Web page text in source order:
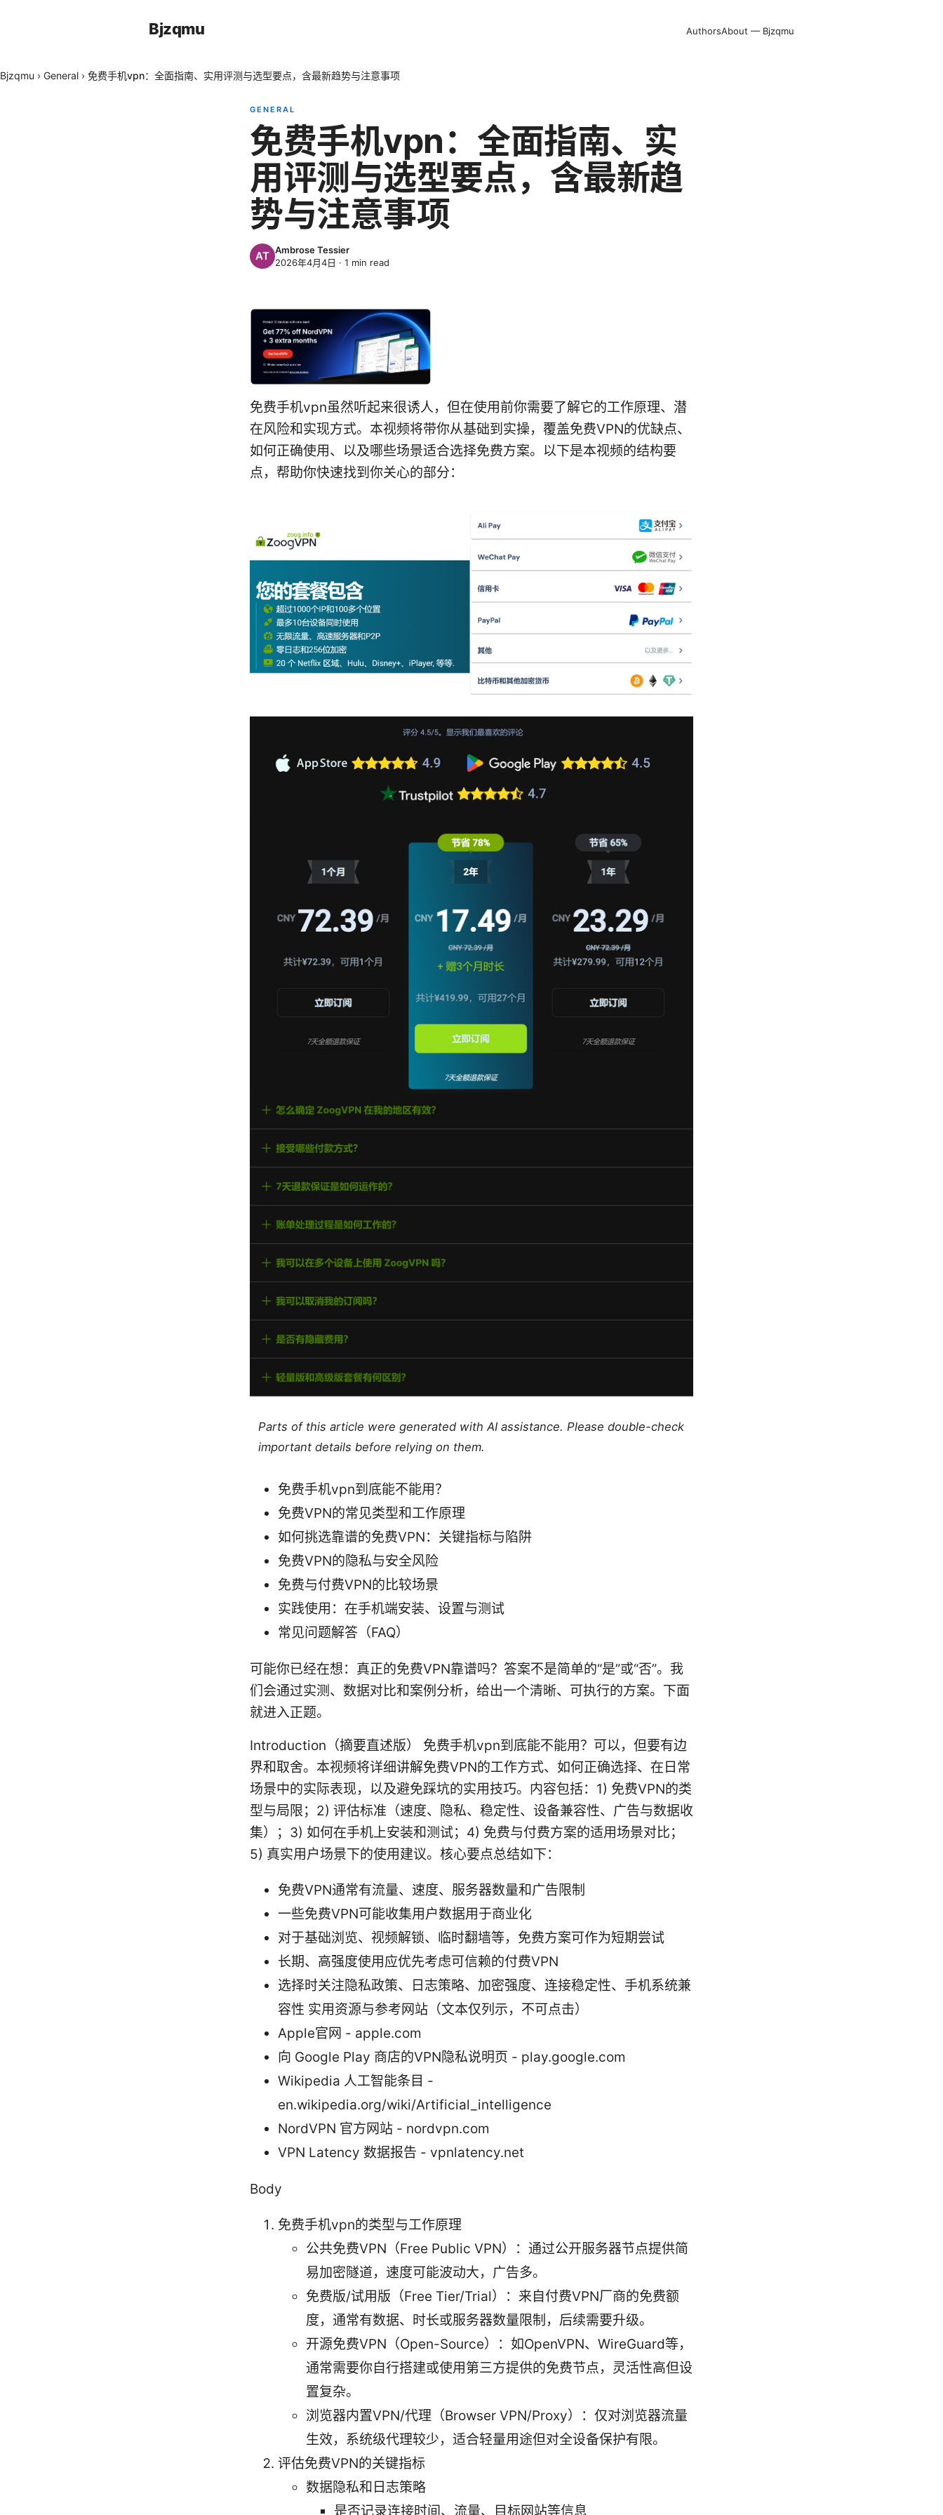
Bjzqmu AuthorsAbout — Bjzqmu
Bjzqmu › General › 免费手机vpn：全面指南、实用评测与选型要点，含最新趋势与注意事项
GENERAL
免费手机vpn：全面指南、实
用评测与选型要点，含最新趋
势与注意事项
Ambrose Tessier
2026年4月4日 · 1 min read
免费手机vpn虽然听起来很诱人，但在使用前你需要了解它的工作原理、潜
在风险和实现方式。本视频将带你从基础到实操，覆盖免费VPN的优缺点、
如何正确使用、以及哪些场景适合选择免费方案。以下是本视频的结构要
点，帮助你快速找到你关心的部分：
Parts of this article were generated with AI assistance. Please double-check
important details before relying on them.
免费手机vpn到底能不能用？
免费VPN的常见类型和工作原理
如何挑选靠谱的免费VPN：关键指标与陷阱
免费VPN的隐私与安全风险
免费与付费VPN的比较场景
实践使用：在手机端安装、设置与测试
常见问题解答（FAQ）
可能你已经在想：真正的免费VPN靠谱吗？答案不是简单的“是”或“否”。我
们会通过实测、数据对比和案例分析，给出一个清晰、可执行的方案。下面
就进入正题。
Introduction（摘要直述版） 免费手机vpn到底能不能用？可以，但要有边
界和取舍。本视频将详细讲解免费VPN的工作方式、如何正确选择、在日常
场景中的实际表现，以及避免踩坑的实用技巧。内容包括：1) 免费VPN的类
型与局限；2) 评估标准（速度、隐私、稳定性、设备兼容性、广告与数据收
集）；3) 如何在手机上安装和测试；4) 免费与付费方案的适用场景对比；
5) 真实用户场景下的使用建议。核心要点总结如下：
免费VPN通常有流量、速度、服务器数量和广告限制
一些免费VPN可能收集用户数据用于商业化
对于基础浏览、视频解锁、临时翻墙等，免费方案可作为短期尝试
长期、高强度使用应优先考虑可信赖的付费VPN
选择时关注隐私政策、日志策略、加密强度、连接稳定性、手机系统兼
容性 实用资源与参考网站（文本仅列示，不可点击）
Apple官网 - apple.com
向 Google Play 商店的VPN隐私说明页 - play.google.com
Wikipedia 人工智能条目 -
en.wikipedia.org/wiki/Artificial_intelligence
NordVPN 官方网站 - nordvpn.com
VPN Latency 数据报告 - vpnlatency.net
Body
免费手机vpn的类型与工作原理
公共免费VPN（Free Public VPN）：通过公开服务器节点提供简
易加密隧道，速度可能波动大，广告多。
免费版/试用版（Free Tier/Trial）：来自付费VPN厂商的免费额
度，通常有数据、时长或服务器数量限制，后续需要升级。
开源免费VPN（Open-Source）：如OpenVPN、WireGuard等，
通常需要你自行搭建或使用第三方提供的免费节点，灵活性高但设
置复杂。
浏览器内置VPN/代理（Browser VPN/Proxy）：仅对浏览器流量
生效，系统级代理较少，适合轻量用途但对全设备保护有限。
评估免费VPN的关键指标
数据隐私和日志策略
是否记录连接时间、流量、目标网站等信息